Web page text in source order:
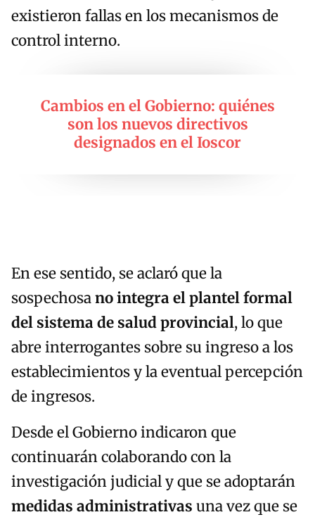
existieron fallas en los mecanismos de
control interno.
Cambios en el Gobierno: quiénes
son los nuevos directivos
designados en el Ioscor
En ese sentido, se aclaró que la
sospechosano integra el plantel formal
del sistema de salud provincial, lo que
abre interrogantes sobre su ingreso a los
establecimientos y la eventual percepción
de ingresos.
Desde el Gobierno indicaron que
continuarán colaborando con la
investigación judicial y que se adoptarán
medidas administrativas una vez que se